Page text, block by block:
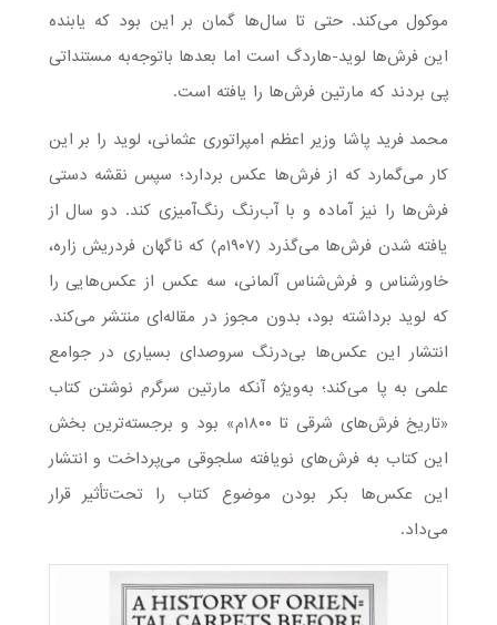
موکول می‌کند. حتی تا سال‌ها گمان بر این بود که یابنده
این فرش‌ها لوید-هاردگ است اما بعدها باتوجه‌به مستنداتی
پی بردند که مارتین فرش‌ها را یافته است.
محمد فرید پاشا وزیر اعظم امپراتوری عثمانی، لوید را بر این
کار می‌گمارد که از فرش‌ها عکس بردارد؛ سپس نقشه دستی
فرش‌ها را نیز آماده و با آب‌رنگ رنگ‌آمیزی کند. دو سال از
یافته شدن فرش‌ها می‌گذرد (۱۹۰۷م) که ناگهان فردریش زاره،
خاورشناس و فرش‌شناس آلمانی، سه عکس از عکس‌هایی را
که لوید برداشته بود، بدون مجوز در مقاله‌ای منتشر می‌کند.
انتشار این عکس‌ها بی‌درنگ سروصدای بسیاری در جوامع
علمی به پا می‌کند؛ به‌ویژه آنکه مارتین سرگرم نوشتن کتاب
«تاریخ فرش‌های شرقی تا ۱۸۰۰م» بود و برجسته‌ترین بخش
این کتاب به فرش‌های نویافته سلجوقی می‌پرداخت و انتشار
این عکس‌ها بکر بودن موضوع کتاب را تحت‌تأثیر قرار
می‌داد.